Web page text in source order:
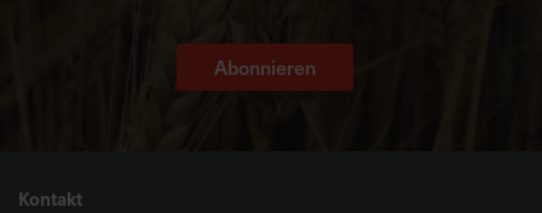
Abonnieren
Kontakt